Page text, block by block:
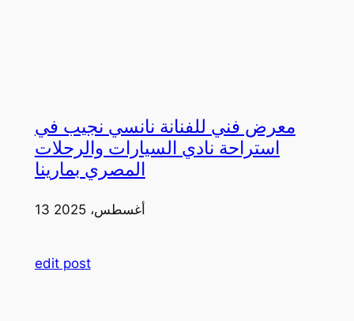
معرض فني للفنانة نانسي نجيب في
استراحة نادي السيارات والرحلات
المصري بمارينا
13 أغسطس، 2025
edit post